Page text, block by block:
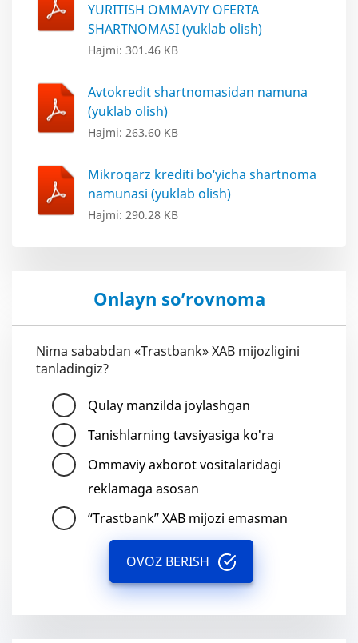
YURITISH OMMAVIY OFERTA
SHARTNOMASI (yuklab olish)
Hajmi: 301.46 KB
Avtokredit shartnomasidan namuna
(yuklab olish)
Hajmi: 263.60 KB
Mikroqarz krediti bo‘yicha shartnoma
namunasi (yuklab olish)
Hajmi: 290.28 KB
Onlayn so’rovnoma
Nima sababdan «Trastbank» XAB mijozligini
tanladingiz?
Qulay manzilda joylashgan
Tanishlarning tavsiyasiga ko'ra
Ommaviy axborot vositalaridagi
reklamaga asosan
“Trastbank” XAB mijozi emasman
OVOZ BERISH